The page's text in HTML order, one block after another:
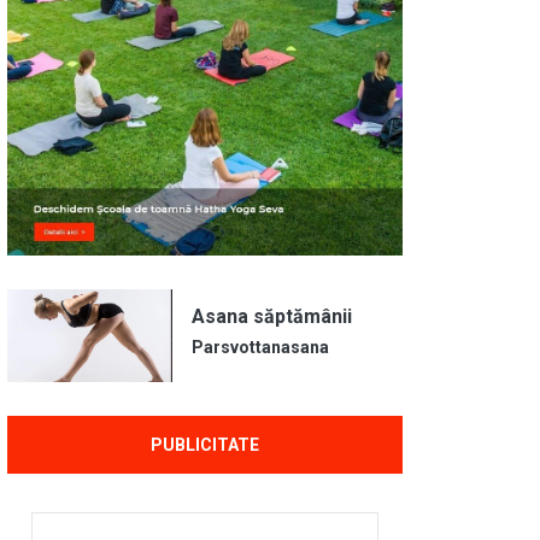
Asana săptămânii
Parsvottanasana
PUBLICITATE